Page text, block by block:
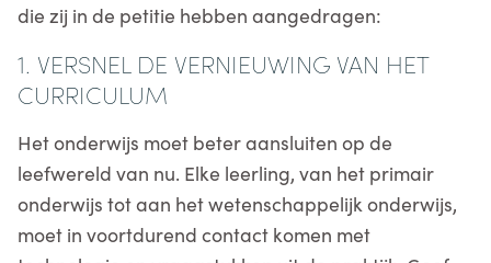
die zij in de petitie hebben aangedragen:
1. VERSNEL DE VERNIEUWING VAN HET
CURRICULUM
Het onderwijs moet beter aansluiten op de
leefwereld van nu. Elke leerling, van het primair
onderwijs tot aan het wetenschappelijk onderwijs,
moet in voortdurend contact komen met